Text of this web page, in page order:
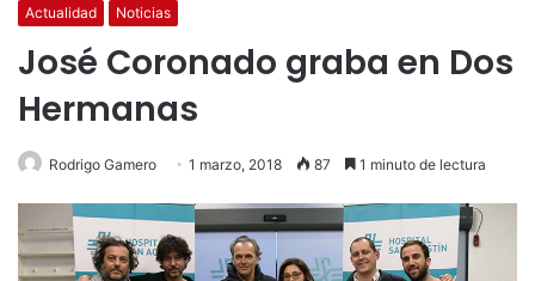
Actualidad Noticias
José Coronado graba en Dos
Hermanas
Rodrigo Gamero 1 marzo, 2018 87 1 minuto de lectura